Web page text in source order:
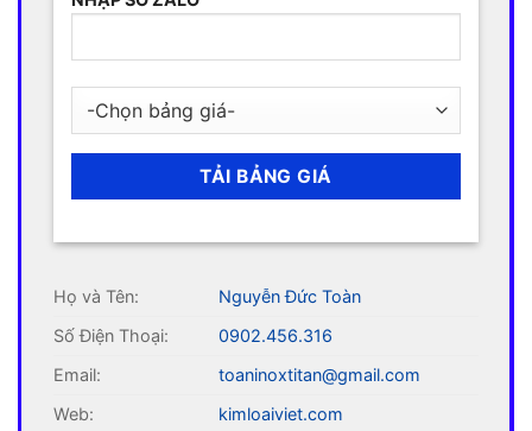
Họ và Tên:
Nguyễn Đức Toàn
Số Điện Thoại:
0902.456.316
Email:
toaninoxtitan@gmail.com
Web:
kimloaiviet.com